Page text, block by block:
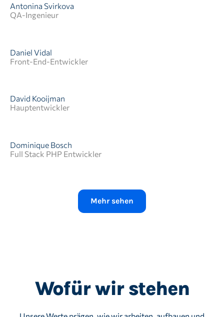
Antonina Svirkova
QA-Ingenieur
falschen Meinung. Dieser Button ist falsch
positioniert.
Daniel Vidal
Front-End-Entwickler
genug Klebeband, um agil zu bleiben.
David Kooijman
Hauptentwickler
Technischer Vorsprung. Angetrieben von Kaffee und
einer entspannten Spotify-Playlist mit 190 BPM.
Dominique Bosch
Full Stack PHP Entwickler
Mehr sehen
Wofür wir stehen